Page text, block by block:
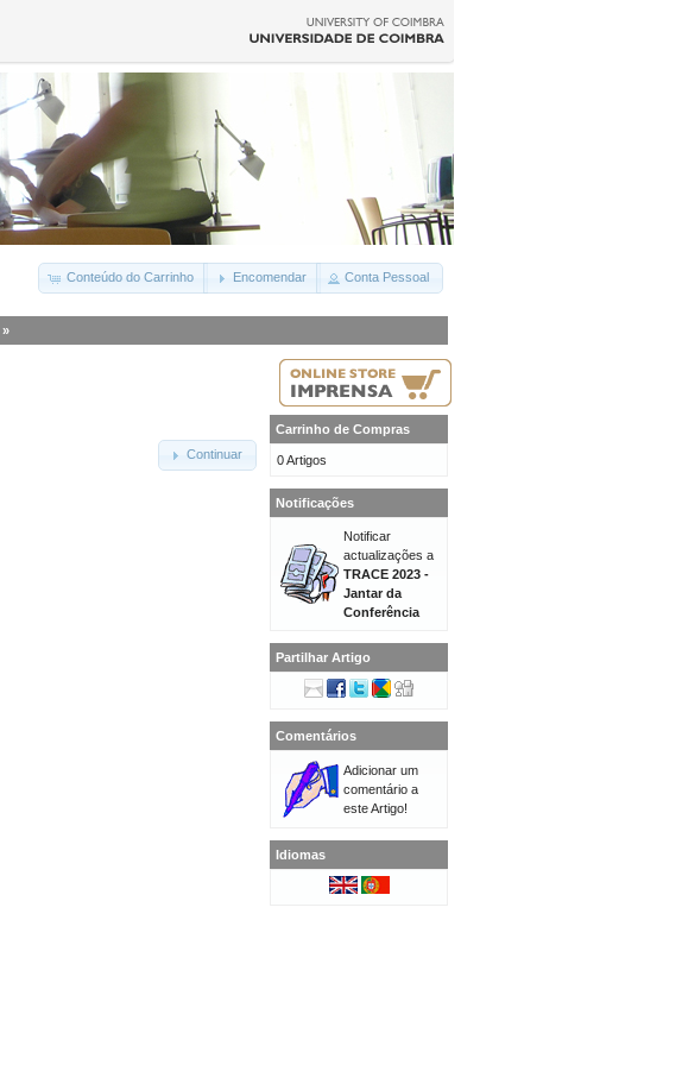
Conteúdo do Carrinho Encomendar Conta Pessoal
»
Continuar
Carrinho de Compras
0 Artigos
Notificações
Notificar
actualizações a
TRACE 2023 -
Jantar da
Conferência
Partilhar Artigo
Comentários
Adicionar um
comentário a
este Artigo!
Idiomas